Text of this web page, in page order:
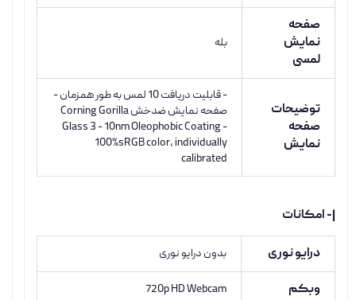
صفحه
نمایش
لمسی
بله
توضیحات
صفحه
نمایش
- قابلیت دریافت 10 لمس به طور همزمان -
صفحه نمایش ضدخش Corning Gorilla
Glass 3 - 10nm Oleophobic Coating -
100%sRGB color, individually
calibrated
|- امکانات
درایو نوری بدون درایو نوری
وبکم 720p HD Webcam